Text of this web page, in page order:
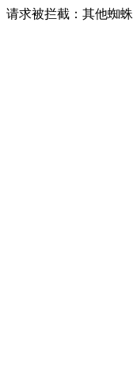
请求被拦截：其他蜘蛛